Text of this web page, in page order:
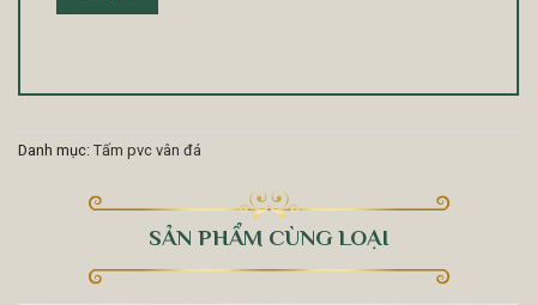
Danh mục: Tấm pvc vân đá
SẢN PHẨM CÙNG LOẠI